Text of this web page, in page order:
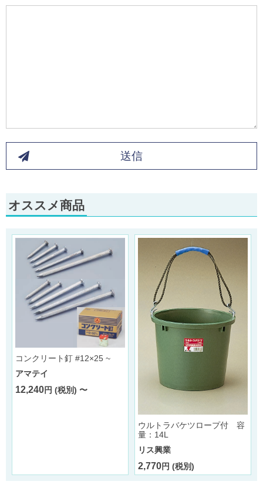
送信
オススメ商品
コンクリート釘 #12×25 ~
アマテイ
12,240円 (税別) 〜
ウルトラバケツロープ付 容
量：14L
リス興業
2,770円 (税別)